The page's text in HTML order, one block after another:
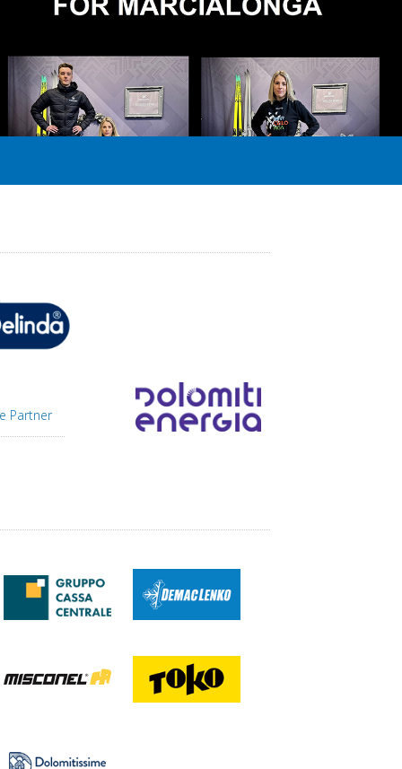
Partner